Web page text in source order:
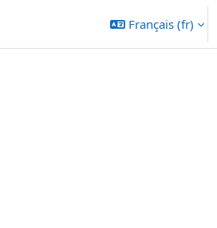
Français ‎(fr)‎